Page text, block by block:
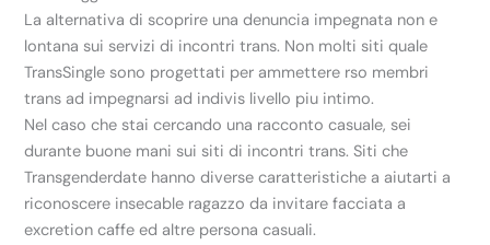
La alternativa di scoprire una denuncia impegnata non e
lontana sui servizi di incontri trans. Non molti siti quale
TransSingle sono progettati per ammettere rso membri
trans ad impegnarsi ad indivis livello piu intimo.
Nel caso che stai cercando una racconto casuale, sei
durante buone mani sui siti di incontri trans. Siti che
Transgenderdate hanno diverse caratteristiche a aiutarti a
riconoscere insecable ragazzo da invitare facciata a
excretion caffe ed altre persona casuali.